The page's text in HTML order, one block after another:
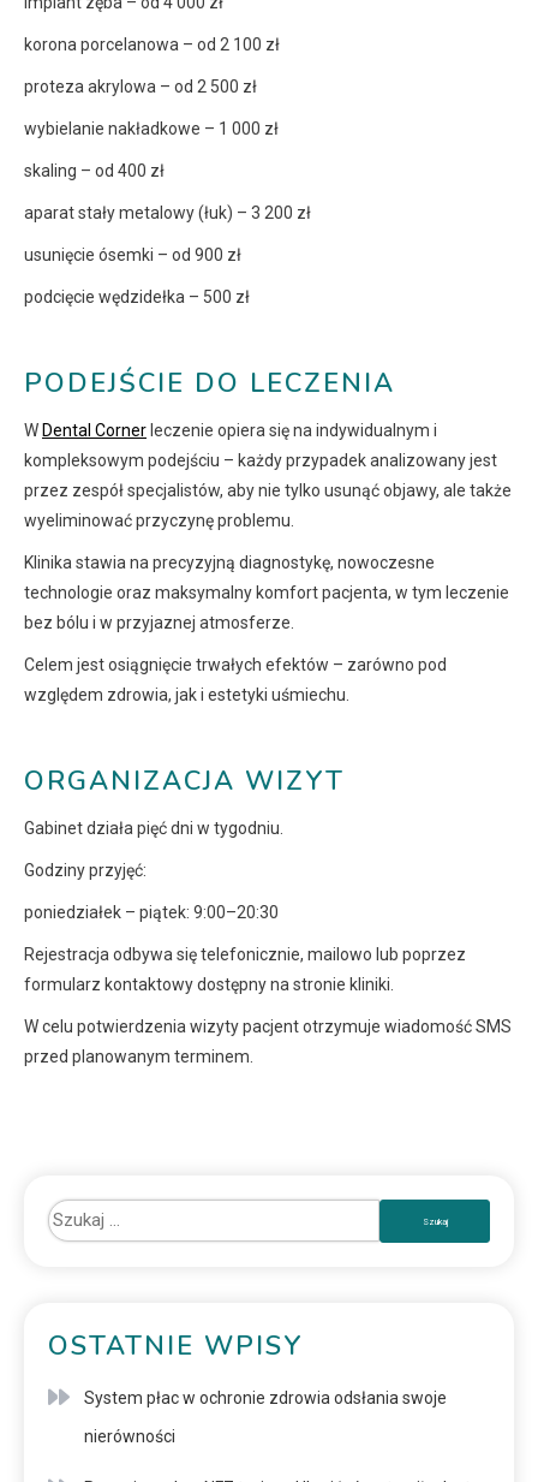
korona porcelanowa – od 2 100 zł
proteza akrylowa – od 2 500 zł
wybielanie nakładkowe – 1 000 zł
skaling – od 400 zł
aparat stały metalowy (łuk) – 3 200 zł
usunięcie ósemki – od 900 zł
podcięcie wędzidełka – 500 zł
PODEJŚCIE DO LECZENIA
W Dental Corner leczenie opiera się na indywidualnym i
kompleksowym podejściu – każdy przypadek analizowany jest
przez zespół specjalistów, aby nie tylko usunąć objawy, ale także
wyeliminować przyczynę problemu.
Klinika stawia na precyzyjną diagnostykę, nowoczesne
technologie oraz maksymalny komfort pacjenta, w tym leczenie
bez bólu i w przyjaznej atmosferze.
Celem jest osiągnięcie trwałych efektów – zarówno pod
względem zdrowia, jak i estetyki uśmiechu.
ORGANIZACJA WIZYT
Gabinet działa pięć dni w tygodniu.
Godziny przyjęć:
poniedziałek – piątek: 9:00–20:30
Rejestracja odbywa się telefonicznie, mailowo lub poprzez
formularz kontaktowy dostępny na stronie kliniki.
W celu potwierdzenia wizyty pacjent otrzymuje wiadomość SMS
przed planowanym terminem.
OSTATNIE WPISY
System płac w ochronie zdrowia odsłania swoje
nierówności